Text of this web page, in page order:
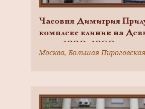
Часовня Димитрия
комплекс клиник на
поле, 1880-1890-е гг.,
Быковский К.М.